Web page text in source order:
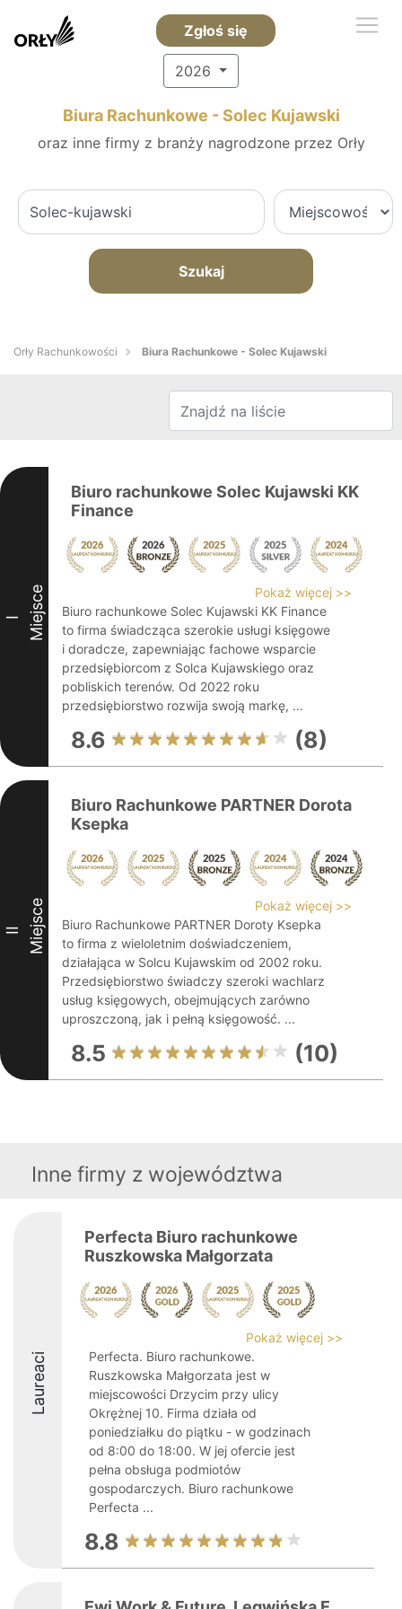
Zgłoś się
2026
Biura Rachunkowe - Solec Kujawski
oraz inne firmy z branży nagrodzone przez Orły
Szukaj
Orły Rachunkowości Biura Rachunkowe - Solec Kujawski
I Miejsce
Biuro rachunkowe Solec Kujawski KK
Finance
Pokaż więcej >>
Biuro rachunkowe Solec Kujawski KK Finance
to firma świadcząca szerokie usługi księgowe
i doradcze, zapewniając fachowe wsparcie
przedsiębiorcom z Solca Kujawskiego oraz
pobliskich terenów. Od 2022 roku
przedsiębiorstwo rozwija swoją markę, ...
8.6 (8)
II Miejsce
Biuro Rachunkowe PARTNER Dorota
Ksepka
Pokaż więcej >>
Biuro Rachunkowe PARTNER Doroty Ksepka
to firma z wieloletnim doświadczeniem,
działająca w Solcu Kujawskim od 2002 roku.
Przedsiębiorstwo świadczy szeroki wachlarz
usług księgowych, obejmujących zarówno
uproszczoną, jak i pełną księgowość. ...
8.5 (10)
Inne firmy z województwa
Laureaci
Perfecta Biuro rachunkowe
Ruszkowska Małgorzata
Pokaż więcej >>
Perfecta. Biuro rachunkowe.
Ruszkowska Małgorzata jest w
miejscowości Drzycim przy ulicy
Okrężnej 10. Firma działa od
poniedziałku do piątku - w godzinach
od 8:00 do 18:00. W jej ofercie jest
pełna obsługa podmiotów
gospodarczych. Biuro rachunkowe
Perfecta ...
8.8